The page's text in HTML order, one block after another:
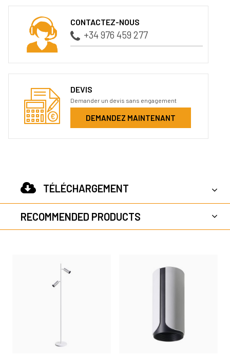
CONTACTEZ-NOUS
+34 976 459 277
DEVIS
Demander un devis sans engagement
DEMANDEZ MAINTENANT
TÉLÉCHARGEMENT
RECOMMENDED PRODUCTS